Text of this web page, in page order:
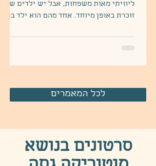
ליוויתי מאות משפחות, אבל יש ילדים
זוכרת באופן מיוחד. אחד מהם הוא ילד בן
לכל המאמרים
סרטונים בנושא